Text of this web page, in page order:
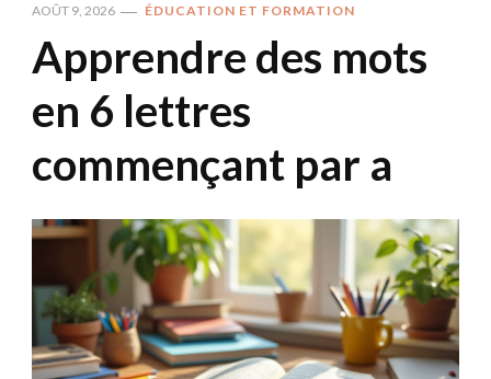
AOÛT 9, 2026 ÉDUCATION ET FORMATION
Apprendre des mots
en 6 lettres
commençant par a